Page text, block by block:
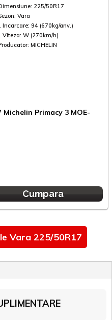
225/50R17
Vara
Incarcare: 94 (670kg/anv.)
Viteza: W (270km/h)
MICHELIN
Primacy 3 MOE-
Cumpara
Vara 225/50R17